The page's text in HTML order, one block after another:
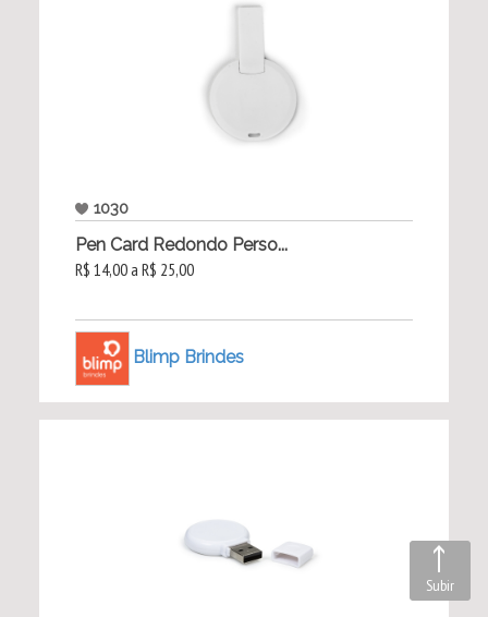
1030
Pen Card Redondo Perso...
R$ 14,00 a R$ 25,00
Blimp Brindes
Subir
Subir